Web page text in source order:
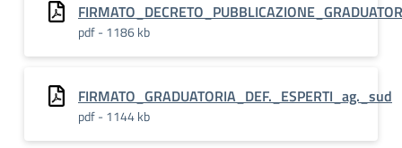
pdf - 1186 kb
FIRMATO_GRADUATORIA_DEF._ESPERTI_ag._sud
pdf - 1144 kb